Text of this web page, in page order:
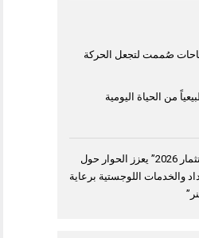
صُممت لتجعل الحركة
من الحياة اليومية
“منتدى الشارقة للاستثمار 2026” يعزز الحوار حول
والخدمات اللوجستية برعاية